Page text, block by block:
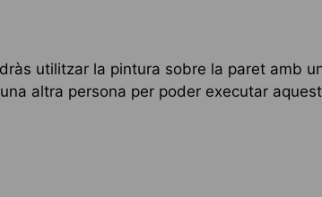
utilitzar la pintura sobre la paret amb
altra persona per poder executar